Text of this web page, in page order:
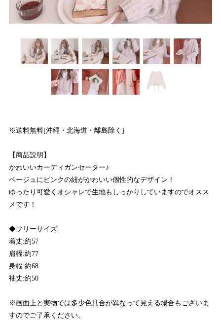
※送料無料[沖縄・北海道・離島除く]
【商品説明】
かわいいカーディガンセーター♪
ベージュにピンクの紐がかわいい個性的なデザイン！
ゆったり可愛くオシャレで生地もしっかりしていますのでオスス
メです！
◆フリーサイズ
着丈:約57
肩幅:約77
身幅:約68
袖丈:約50
※画面上と実物では多少色具合が異なって見える場合もございま
すのでご了承ください。